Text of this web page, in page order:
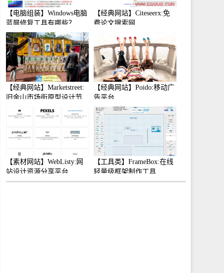
【电脑组装】Windows电脑
蓝屏修复工具有哪些？
【经典网站】Citeseerx:免
费论文搜索网
【经典网站】Marketstreet:
旧金山市场街原型设计节
【经典网站】Poido:移动广
告平台
【素材网站】WebListy:网
站设计资源分享平台
【工具类】FrameBox:在线
轻量级框架制作工具